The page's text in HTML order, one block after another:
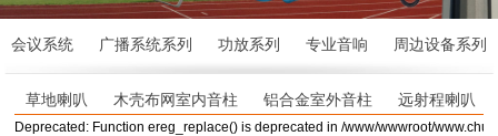
会议系统 广播系统系列 功放系列 专业音响 周边设备系列
草地喇叭 木壳布网室内音柱 铝合金室外音柱 远射程喇叭
Deprecated: Function ereg_replace() is deprecated in /www/wwwroot/